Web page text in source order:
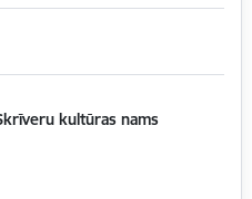
kultūras nams